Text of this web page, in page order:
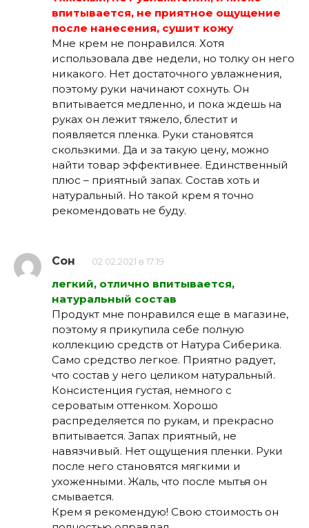
впитывается, не приятное ощущение
после нанесения, сушит кожу
Мне крем не понравился. Хотя
использовала две недели, но толку он него
никакого. Нет достаточного увлажнения,
поэтому руки начинают сохнуть. Он
впитывается медленно, и пока ждешь на
руках он лежит тяжело, блестит и
появляется пленка. Руки становятся
скользкими. Да и за такую цену, можно
найти товар эффективнее. Единственный
плюс – приятный запах. Состав хоть и
натуральный. Но такой крем я точно
рекомендовать не буду.
Сон 02.02.2021 в 17:19
легкий, отлично впитывается,
натуральный состав
Продукт мне понравился еще в магазине,
поэтому я прикупила себе полную
коллекцию средств от Натура Сиберика.
Само средство легкое. Приятно радует,
что состав у него целиком натуральный.
Консистенция густая, немного с
сероватым оттенком. Хорошо
распределяется по рукам, и прекрасно
впитывается. Запах приятный, не
навязчивый. Нет ощущения пленки. Руки
после него становятся мягкими и
ухоженными. Жаль, что после мытья он
смывается.
Крем я рекомендую! Свою стоимость он